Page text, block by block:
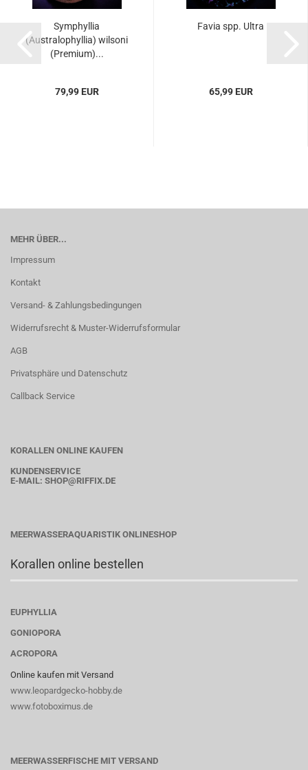
Symphyllia
(Australophyllia) wilsoni
(Premium)...
79,99 EUR
Favia spp. Ultra
65,99 EUR
MEHR ÜBER...
Impressum
Kontakt
Versand- & Zahlungsbedingungen
Widerrufsrecht & Muster-Widerrufsformular
AGB
Privatsphäre und Datenschutz
Callback Service
KORALLEN ONLINE KAUFEN
KUNDENSERVICE
E-MAIL: SHOP@RIFFIX.DE
MEERWASSERAQUARISTIK ONLINESHOP
Korallen online bestellen
EUPHYLLIA
GONIOPORA
ACROPORA
Online kaufen mit Versand
www.leopardgecko-hobby.de
www.fotoboximus.de
MEERWASSERFISCHE MIT VERSAND